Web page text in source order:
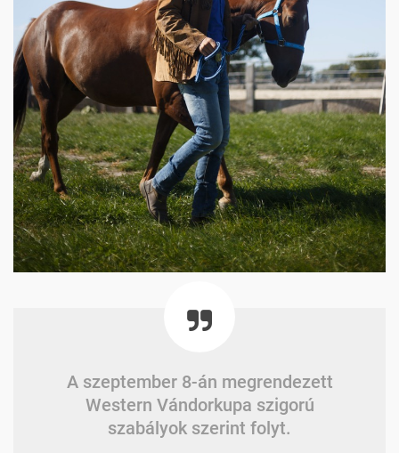
A szeptember 8-án megrendezett
Western Vándorkupa szigorú
szabályok szerint folyt.